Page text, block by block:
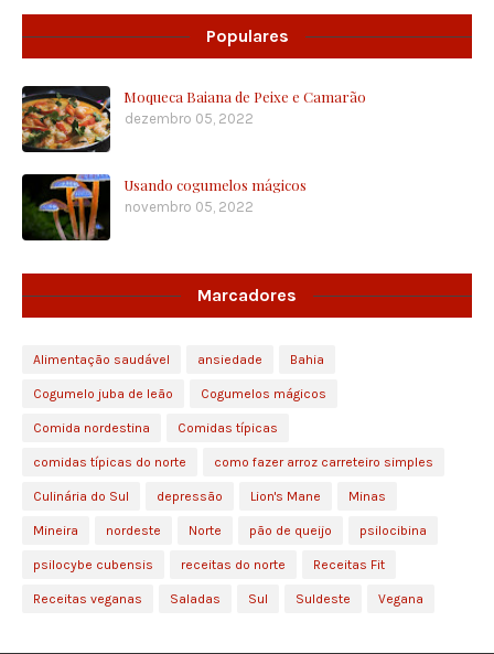
Populares
Moqueca Baiana de Peixe e Camarão
dezembro 05, 2022
Usando cogumelos mágicos
novembro 05, 2022
Marcadores
Alimentação saudável ansiedade Bahia
Cogumelo juba de leão Cogumelos mágicos
Comida nordestina Comidas típicas
comidas típicas do norte como fazer arroz carreteiro simples
Culinária do Sul depressão Lion's Mane Minas
Mineira nordeste Norte pão de queijo psilocibina
psilocybe cubensis receitas do norte Receitas Fit
Receitas veganas Saladas Sul Suldeste Vegana